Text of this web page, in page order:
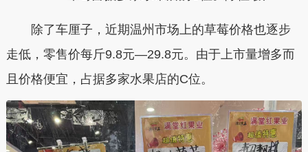
除了车厘子，近期温州市场上的草莓价格也逐步
走低，零售价每斤9.8元—29.8元。由于上市量增多而
且价格便宜，占据多家水果店的C位。